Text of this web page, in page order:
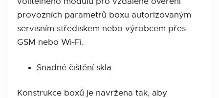
provozních parametrů boxu autorizovaným
servisním střediskem nebo výrobcem přes
GSM nebo Wi-Fi.
Snadné čištění skla
Konstrukce boxů je navržena tak, aby